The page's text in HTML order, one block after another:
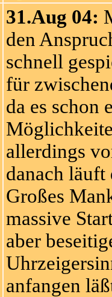
31.Aug 04:
den
schnell
für
da es schon
allerdings
danach läuft
Großes
massive
aber
anfangen